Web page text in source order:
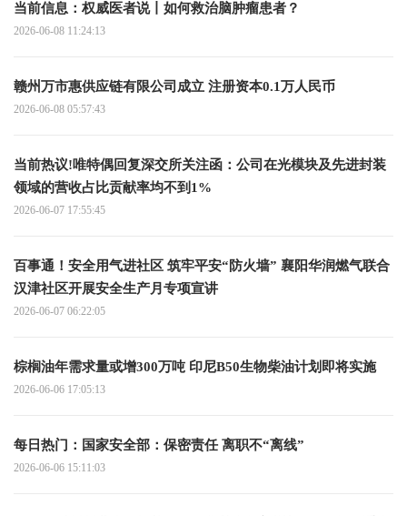
当前信息：权威医者说丨如何救治脑肿瘤患者？
2026-06-08 11:24:13
赣州万市惠供应链有限公司成立 注册资本0.1万人民币
2026-06-08 05:57:43
当前热议!唯特偶回复深交所关注函：公司在光模块及先进封装
领域的营收占比贡献率均不到1%
2026-06-07 17:55:45
百事通！安全用气进社区 筑牢平安“防火墙” 襄阳华润燃气联合
汉津社区开展安全生产月专项宣讲
2026-06-07 06:22:05
棕榈油年需求量或增300万吨 印尼B50生物柴油计划即将实施
2026-06-06 17:05:13
每日热门：国家安全部：保密责任 离职不“离线”
2026-06-06 15:11:03